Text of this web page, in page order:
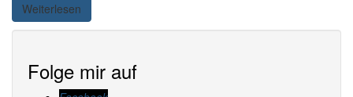
Weiterlesen
Folge mir auf